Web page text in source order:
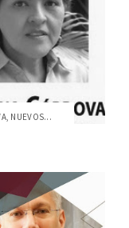
NUEVOS...